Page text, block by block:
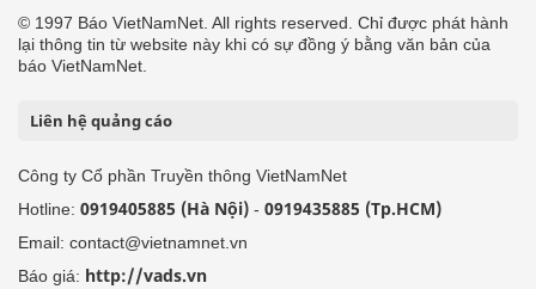
© 1997 Báo VietNamNet. All rights reserved. Chỉ được phát hành
lại thông tin từ website này khi có sự đồng ý bằng văn bản của
báo VietNamNet.
Liên hệ quảng cáo
Công ty Cổ phần Truyền thông VietNamNet
Hotline: 0919405885 (Hà Nội) - 0919435885 (Tp.HCM)
Email: contact@vietnamnet.vn
Báo giá: http://vads.vn